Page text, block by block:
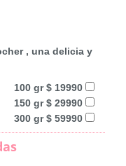
, una delicia y
100 gr $ 19990
150 gr $ 29990
300 gr $ 59990